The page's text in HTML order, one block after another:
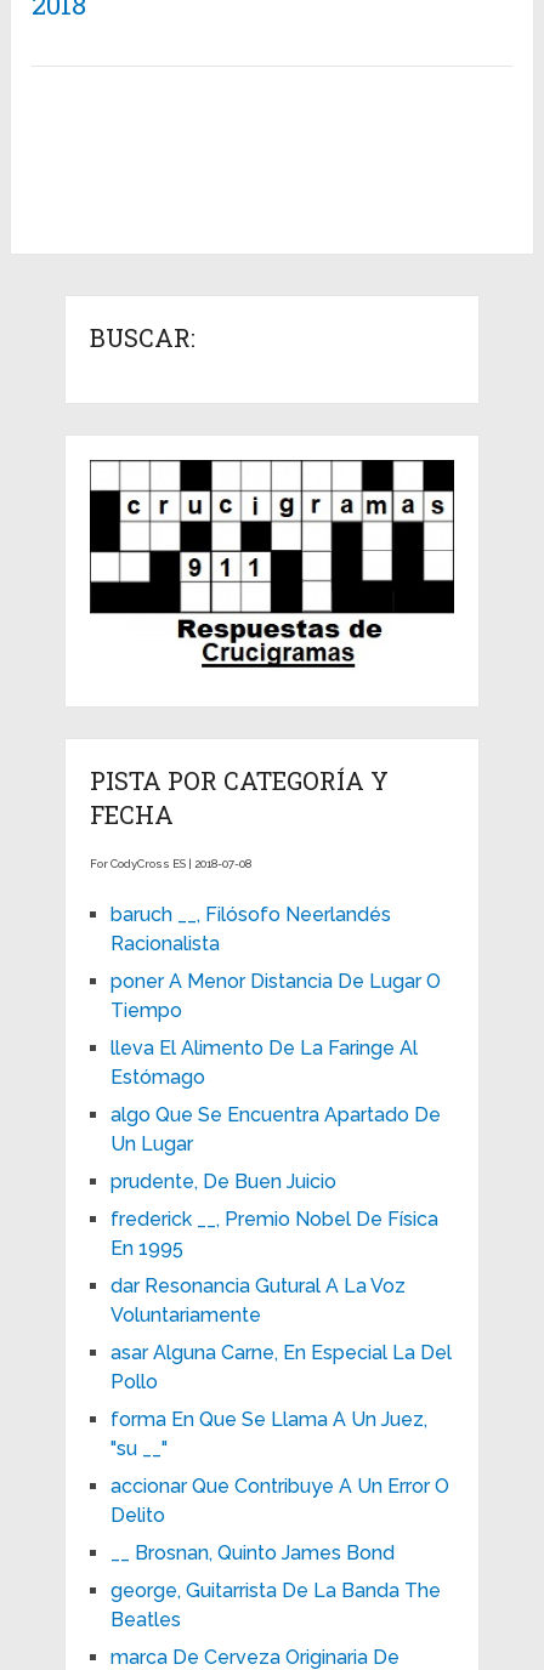
BUSCAR:
PISTA POR CATEGORÍA Y
FECHA
For CodyCross ES | 2018-07-08
baruch __, Filósofo Neerlandés
Racionalista
poner A Menor Distancia De Lugar O
Tiempo
lleva El Alimento De La Faringe Al
Estómago
algo Que Se Encuentra Apartado De
Un Lugar
prudente, De Buen Juicio
frederick __, Premio Nobel De Física
En 1995
dar Resonancia Gutural A La Voz
Voluntariamente
asar Alguna Carne, En Especial La Del
Pollo
forma En Que Se Llama A Un Juez,
"su __"
accionar Que Contribuye A Un Error O
Delito
__ Brosnan, Quinto James Bond
george, Guitarrista De La Banda The
Beatles
marca De Cerveza Originaria De